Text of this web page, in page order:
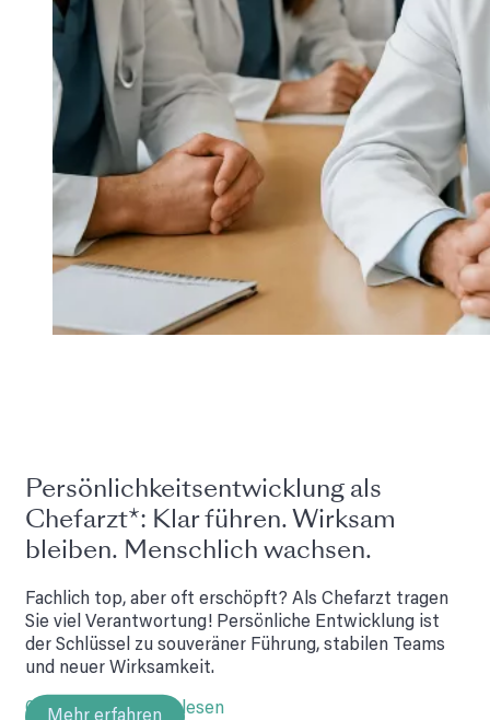
Persönlichkeits­entwicklung als
Chefarzt*: Klar führen. Wirksam
bleiben. Menschlich wachsen.
Fachlich top, aber oft erschöpft? Als Chefarzt tragen
Sie viel Verantwortung! Persönliche Entwicklung ist
der Schlüssel zu souveräner Führung, stabilen Teams
und neuer Wirksamkeit.
03.06.2025 • 8 Min lesen